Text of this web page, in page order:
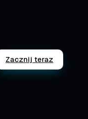
Zacznij teraz